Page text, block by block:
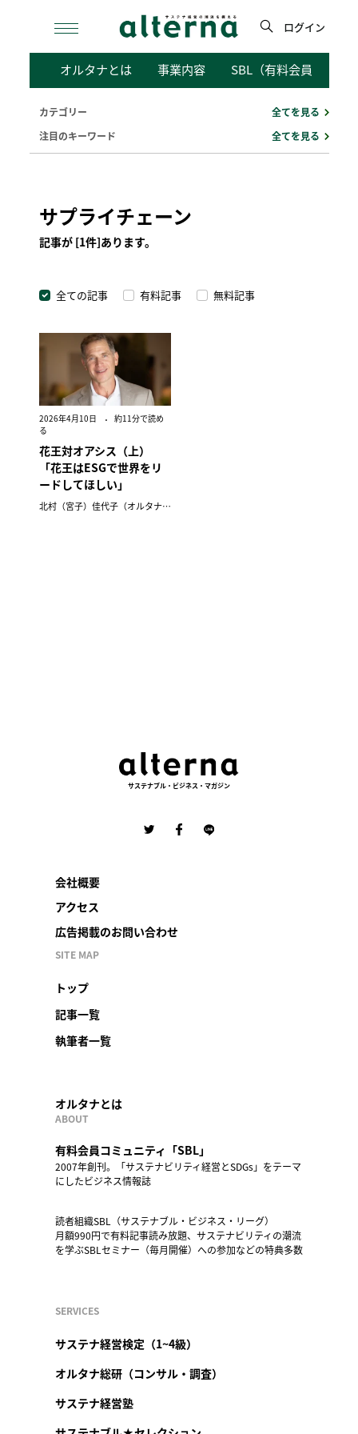
検
ログイン
オルタナとは 事業内容 SBL（有料会員向けサ
カテゴリー
全てを見る
注目のキーワード
全てを見る
サプライチェーン
記事が [1件]あります。
全ての記事 有料記事 無料記事
2026年4月10日
約11分で読め
る
花王対オアシス（上）
「花王はESGで世界をリ
ードしてほしい」
北村（宮子）佳代子（オルタナ輪番編集長）
サステナブル・ビジネス・マガジン
会社概要
アクセス
広告掲載のお問い合わせ
SITE MAP
トップ
記事一覧
執筆者一覧
オルタナとは
ABOUT
有料会員コミュニティ「SBL」
2007年創刊。「サステナビリティ経営とSDGs」をテーマ
にしたビジネス情報誌
読者組織SBL（サステナブル・ビジネス・リーグ）
月額990円で有料記事読み放題、サステナビリティの潮流
を学ぶSBLセミナー（毎月開催）への参加などの特典多数
SERVICES
サステナ経営検定（1~4級）
オルタナ総研（コンサル・調査）
サステナ経営塾